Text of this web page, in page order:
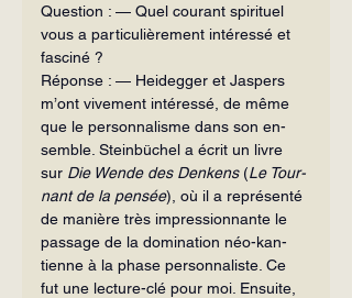
Question : — Quel courant spiri­tuel
vous a particulièrement intéressé et
fasciné ?
Réponse : — Heidegger et Jaspers
m’ont vivement intéressé, de même
que le personnalisme dans son en­
semble. Steinbüchel a écrit un livre
sur Die Wende des Denkens (Le Tour­
nant de la pensée), où il a représenté
de manière très impressionnante le
passage de la domination néo-kan­
tienne à la phase personnaliste. Ce
fut une lecture-clé pour moi. Ensuite,